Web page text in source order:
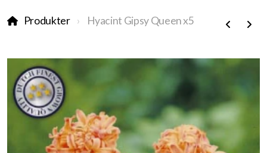
Produkter Hyacint Gipsy Queen x5